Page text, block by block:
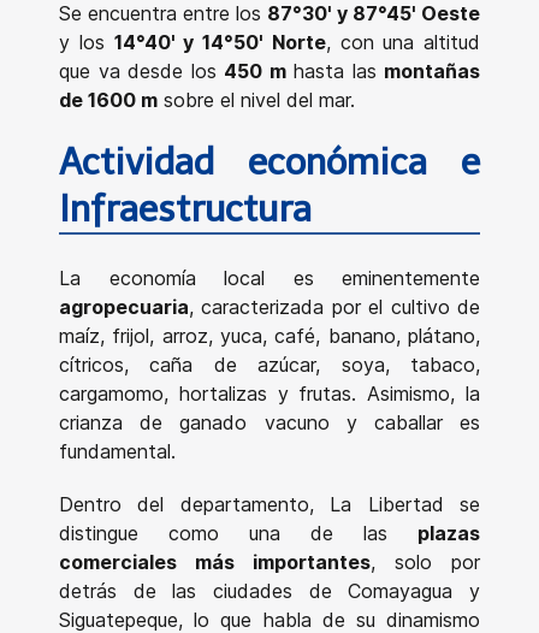
Se encuentra entre los 87°30' y 87°45' Oeste
y los 14°40' y 14°50' Norte, con una altitud
que va desde los 450 mhasta las montañas
de 1600 m sobre el nivel del mar.
Actividad económica e
Infraestructura
La economía local es eminentemente
agropecuaria, caracterizada por el cultivo de
maíz, frijol, arroz, yuca, café, banano, plátano,
cítricos, caña de azúcar, soya, tabaco,
cargamomo, hortalizas y frutas. Asimismo, la
crianza de ganado vacuno y caballar es
fundamental.
Dentro del departamento, La Libertad se
distingue como una de las plazas
comerciales más importantes, solo por
detrás de las ciudades de Comayagua y
Siguatepeque, lo que habla de su dinamismo